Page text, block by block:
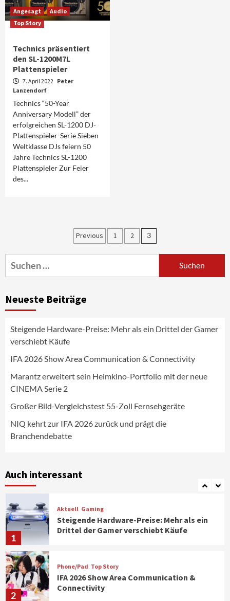
Angesagt
Audio
Top Story
Technics präsentiert
den SL-1200M7L
Plattenspieler
7. April 2022 Peter
Lanzendorf
Technics “50-Year
Anniversary Modell” der
erfolgreichen SL-1200 DJ-
Plattenspieler-Serie Sieben
Weltklasse DJs feiern 50
Jahre Technics SL-1200
Plattenspieler Zur Feier
des...
Seitennummerierung
der
Beiträge
Previous 1 2 3
Suchen
nach:
Neueste Beiträge
Steigende Hardware-Preise: Mehr als ein Drittel der Gamer
verschiebt Käufe
IFA 2026 Show Area Communication & Connectivity
Marantz erweitert sein Heimkino-Portfolio mit der neue
CINEMA Serie 2
Großer Bild-Vergleichstest 55-Zoll Fernsehgeräte
NIQ kehrt zur IFA 2026 zurück und prägt die
Branchendebatte
Auch interessant
Marantz erweitert sein Heimkino-
Portfolio mit der neue CINEMA Serie 2
4
News aus dem Internet
Fernsehgeräte
5
NIQ kehrt zur IFA 2026 zurück und prägt
die Branchendebatte
6
Aktuell
CHERRY baut Vertriebsteam in
7
Klimageräte und Ventilatoren
1
Aktuell Gaming
Steigende Hardware-Preise: Mehr als ein
Drittel der Gamer verschiebt Käufe
2
Phone/Pad Top Story
IFA 2026 Show Area Communication &
Connectivity